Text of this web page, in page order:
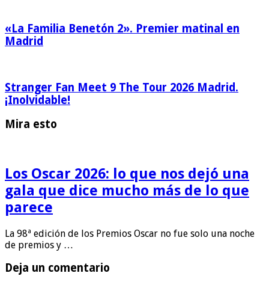
«La Familia Benetón 2». Premier matinal en
Madrid
Stranger Fan Meet 9 The Tour 2026 Madrid.
¡Inolvidable!
Mira esto
Los Oscar 2026: lo que nos dejó una
gala que dice mucho más de lo que
parece
La 98ª edición de los Premios Oscar no fue solo una noche
de premios y …
Deja un comentario